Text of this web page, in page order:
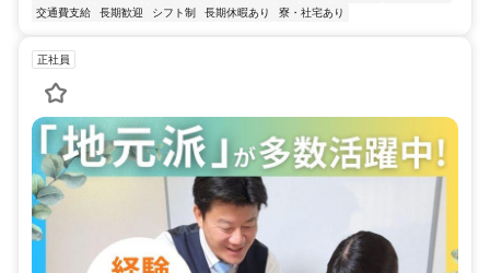
交通費支給 長期歓迎 シフト制 長期休暇あり 寮・社宅あり
正社員